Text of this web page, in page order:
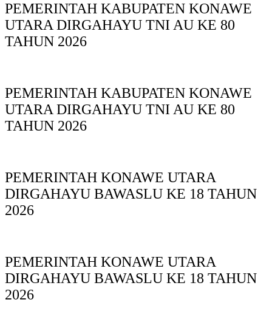
PEMERINTAH KABUPATEN KONAWE
UTARA DIRGAHAYU TNI AU KE 80
TAHUN 2026
PEMERINTAH KABUPATEN KONAWE
UTARA DIRGAHAYU TNI AU KE 80
TAHUN 2026
PEMERINTAH KONAWE UTARA
DIRGAHAYU BAWASLU KE 18 TAHUN
2026
PEMERINTAH KONAWE UTARA
DIRGAHAYU BAWASLU KE 18 TAHUN
2026